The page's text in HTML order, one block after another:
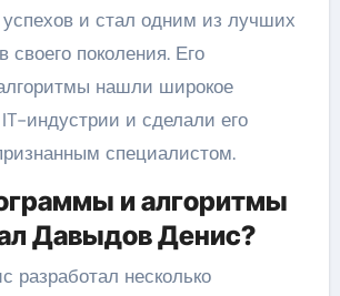
и стал одним из лучших
своего поколения. Его
нашли широкое
индустрии и сделали его
специалистом.
и алгоритмы
Давыдов Денис?
разработал несколько